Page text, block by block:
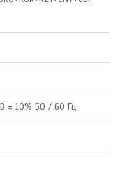
± 10% 50 / 60 Гц